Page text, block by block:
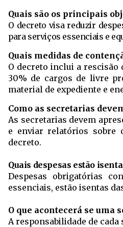
Quais são os principais
O decreto visa reduzir
para serviços essenciais e
Quais medidas de
O decreto inclui a rescisão
30% de cargos de livre
material de expediente e
Como as secretarias
As secretarias devem
e enviar relatórios sobre
decreto.
Quais despesas estão
Despesas obrigatórias
essenciais, estão isentas
O que acontecerá se uma
A responsabilidade de